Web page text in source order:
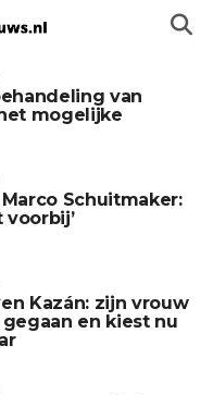
van
mogelijke
Schuitmaker:
voorbij’
Kazán: zijn vrouw
en kiest nu